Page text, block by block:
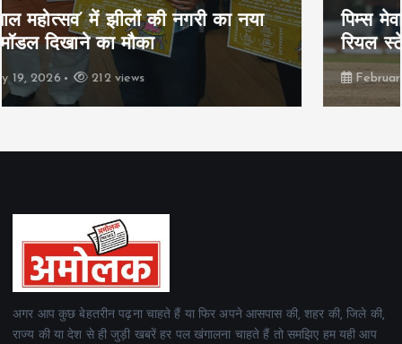
पिम्स मेवाड़ कप 2026: क्रॉसवर्ड व आदित्यम
रियल स्टेट्स ने मुकाबले जीते
February 19, 2026
अगर आप कुछ बेहतरीन पढ़ना चाहते हैं या फिर अपने आसपास की, शहर की, जिले की,
राज्य की या देश से ही जुड़ी खबरें हर पल खंगालना चाहते हैं तो समझिए हम यही आप